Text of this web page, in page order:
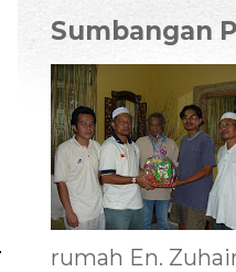
Sumbangan
rumah En.